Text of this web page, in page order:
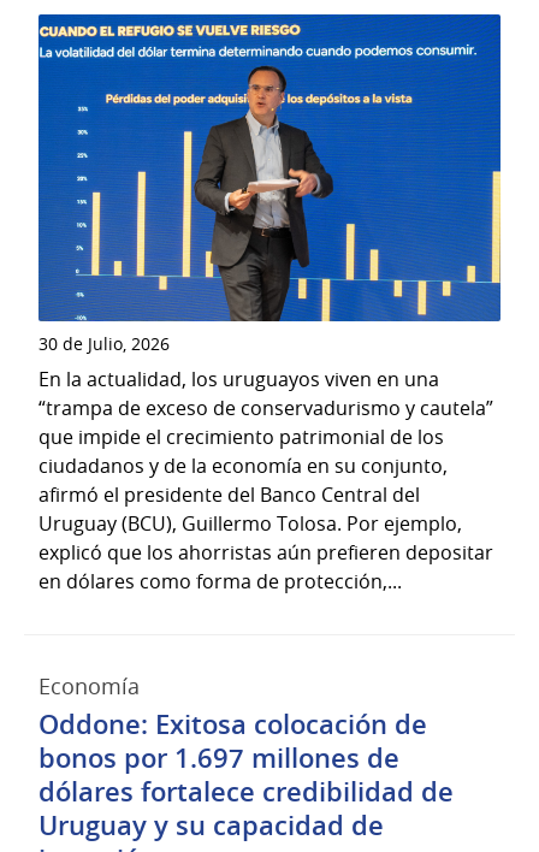
30 de Julio, 2026
En la actualidad, los uruguayos viven en una
“trampa de exceso de conservadurismo y cautela”
que impide el crecimiento patrimonial de los
ciudadanos y de la economía en su conjunto,
afirmó el presidente del Banco Central del
Uruguay (BCU), Guillermo Tolosa. Por ejemplo,
explicó que los ahorristas aún prefieren depositar
en dólares como forma de protección,...
Economía
Oddone: Exitosa colocación de
bonos por 1.697 millones de
dólares fortalece credibilidad de
Uruguay y su capacidad de